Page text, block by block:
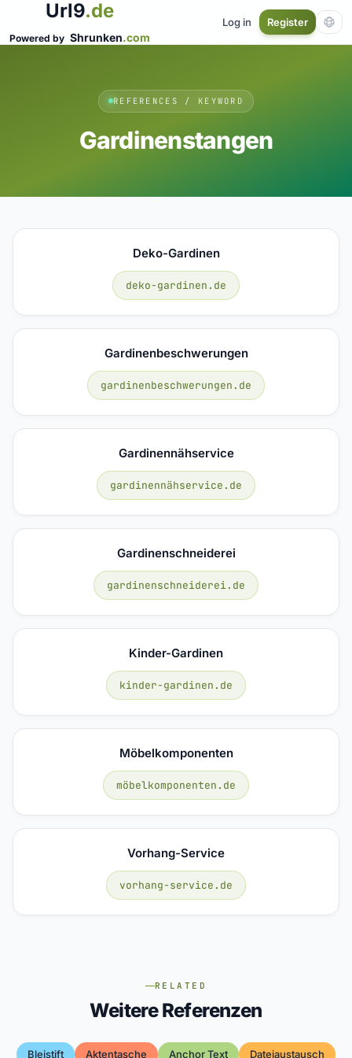
Url9.de
Powered by Shrunken.com
Log in Register
REFERENCES / KEYWORD
Gardinenstangen
Deko-Gardinen
deko-gardinen.de
Gardinenbeschwerungen
gardinenbeschwerungen.de
Gardinennähservice
gardinennähservice.de
Gardinenschneiderei
gardinenschneiderei.de
Kinder-Gardinen
kinder-gardinen.de
Möbelkomponenten
möbelkomponenten.de
Vorhang-Service
vorhang-service.de
RELATED
Weitere Referenzen
Bleistift Aktentasche Anchor Text Dateiaustausch